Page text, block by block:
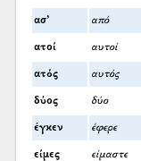
ασ’ από
ατοί αυτοί
ατός αυτός
δύος δύο
έγκεν έφερε
είμες είμαστε